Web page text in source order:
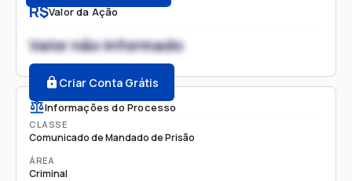
R$Valor da Ação
Valor não informado
Criar Conta Grátis
Informações do Processo
CLASSE
Comunicado de Mandado de Prisão
ÁREA
Criminal